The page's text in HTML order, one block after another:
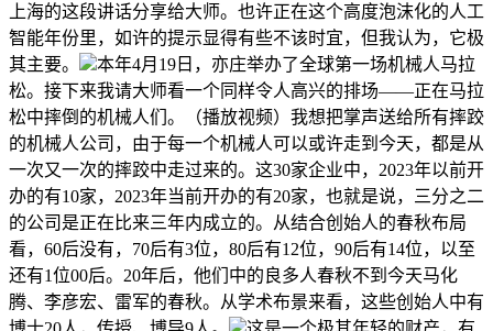
上海的这段讲话分享给大师。也许正在这个高度泡沫化的人工
智能年份里，如许的提示显得有些不该时宜，但我认为，它极
其主要。
本年4月19日，亦庄举办了全球第一场机械人马拉
松。接下来我请大师看一个同样令人高兴的排场——正在马拉
松中摔倒的机械人们。（播放视频）我想把掌声送给所有摔跤
的机械人公司，由于每一个机械人可以或许走到今天，都是从
一次又一次的摔跤中走过来的。这30家企业中，2023年以前开
办的有10家，2023年当前开办的有20家，也就是说，三分之二
的公司是正在比来三年内成立的。从结合创始人的春秋布局
看，60后没有，70后有3位，80后有12位，90后有14位，以至
还有1位00后。20年后，他们中的良多人春秋不到今天马化
腾、李彦宏、雷军的春秋。从学术布景来看，这些创始人中有